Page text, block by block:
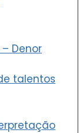
Denor
talentos